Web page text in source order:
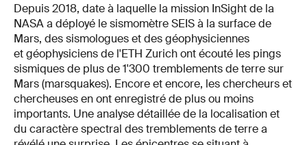
Depuis 2018, date à laquelle la mission InSight de la
NASA a déployé le sismomètre SEIS à la surface de
Mars, des sismologues et des géophysiciennes
et géophysiciens de l'ETH Zurich ont écouté les pings
sismiques de plus de 1'300 tremblements de terre sur
Mars (marsquakes). Encore et encore, les chercheurs et
chercheuses en ont enregistré de plus ou moins
importants. Une analyse détaillée de la localisation et
du caractère spectral des tremblements de terre a